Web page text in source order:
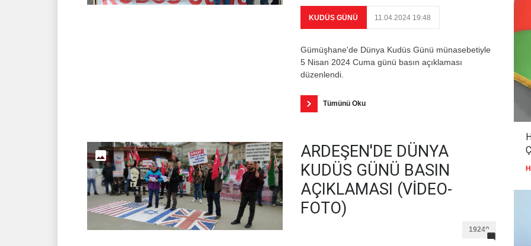
KUDÜS GÜNÜ 11.04.2024 19:48
Gümüşhane'de Dünya Kudüs Günü münasebetiyle
5 Nisan 2024 Cuma günü basın açıklaması
düzenlendi.
Tümünü Oku
ARDEŞEN'DE DÜNYA
KUDÜS GÜNÜ BASIN
AÇIKLAMASI (VİDEO-
FOTO)
19240